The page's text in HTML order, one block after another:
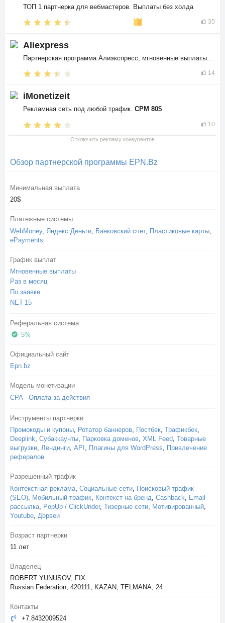
ТОП 1 партнерка для вебмастеров. Выплаты без холда
35
Aliexpress
14
iMonetizeit
Рекламная сеть под любой трафик. CPM 80$
10
Отключить рекламу конкурентов
Обзор партнерской программы EPN.Bz
Минимальная выплата
20$
Платежные системы
WebMoney, Яндекс Деньги Банковский счет, Пластиковые карты
ePayments
График выплат
Мгновенные выплаты
Раз в месяц
По заявке
NET-15
Реферальная система
5%
Официальный сайт
Epn.bz
Модель монетизации
CPA - Оплата за действия
Инструменты партнерки
Промокоды и купоны, Ротатор баннеров, Постбек, Трафикбек,
Deeplink, Субаккаунты, Парковка доменов, XML Feed, Товарные
выгрузки, Лендинги, API , Плагины для WordPress, Привлечение
рефералов
Разрешенный трафик
Контекстная реклама Социальные сети Поисковый трафик
(SEO) Мобильный трафик Контекст на бренд Cashback
Email
рассылка PopUp / ClickUnder, Тизерные сети Мотивированный
Youtube Дорвеи
Возраст партнерки
11 лет
Владелец
ROBERT YUNUSOV, FIX
Russian Federation, 420111, KAZAN, TELMANA, 24
Контакты
+7.8432009524